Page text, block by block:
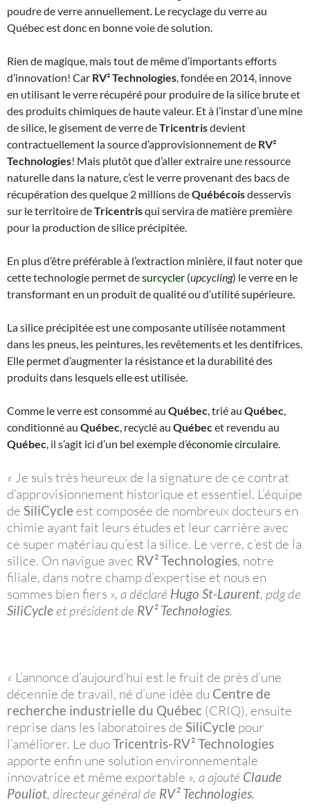
poudre de verre annuellement. Le recyclage du verre au
Québec est donc en bonne voie de solution.
Rien de magique, mais tout de même d’importants efforts
d’innovation! Car RV² Technologies , fondée en 2014, innove
en utilisant le verre récupéré pour produire de la silice brute et
des produits chimiques de haute valeur. Et à l’instar d’une mine
de silice, le gisement de verre deTricentrisdevient
contractuellement la source d’approvisionnement de RV²
Technologies! Mais plutôt que d’aller extraire une ressource
naturelle dans la nature, c’est le verre provenant des bacs de
récupération des quelque 2 millions deQuébécoisdesservis
sur le territoire deTricentrisqui servira de matière première
pour la production de silice précipitée.
En plus d’être préférable à l’extraction minière, il faut noter que
cette technologie permet desurcycler (upcycling) le verre en le
transformant en un produit de qualité ou d’utilité supérieure.
La silice précipitée est une composante utilisée notamment
dans les pneus, les peintures, les revêtements et les dentifrices.
Elle permet d’augmenter la résistance et la durabilité des
produits dans lesquels elle est utilisée.
Comme le verre est consommé au Québec , trié au Québec
conditionné au Québec , recyclé au Québec et revendu au
Québec , il s’agit ici d’un bel exemple d’économie circulaire
« Je suis très heureux de la signature de ce contrat
d’approvisionnement historique et essentiel. L’équipe
de SiliCycle est composée de nombreux docteurs en
chimie ayant fait leurs études et leur carrière avec
ce super matériau qu’est la silice. Le verre, c’est de la
silice. On navigue avec RV² Technologies, notre
filiale, dans notre champ d’expertise et nous en
sommes bien fiers », a déclaré Hugo St-Laurent, pdg de
SiliCycleet président de RV² Technologies.
« L’annonce d’aujourd’hui est le fruit de près d’une
décennie de travail, né d’une idée du Centre de
recherche industrielle du Québec (CRIQ), ensuite
reprise dans les laboratoires de SiliCycle pour
l’améliorer. Le duoTricentris-RV² Technologies
apporte enfin une solution environnementale
innovatrice et même exportable », a ajouté Claude
Pouliot, directeur général de RV² Technologies.